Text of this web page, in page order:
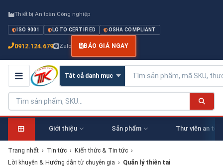
Thiết bị An toàn Công nghiệp
ISO 9001 LOTO CERTIFIED OSHA COMPLIANT
0912.124.679 Zalo BÁO GIÁ NGAY
Giới thiệu Sản phẩm Thư viên an
Trang nhất › Tin tức › Kiến thức & Tin tức ›
Lời khuyên & Hướng dẫn từ chuyên gia › Quản lý thiên tai